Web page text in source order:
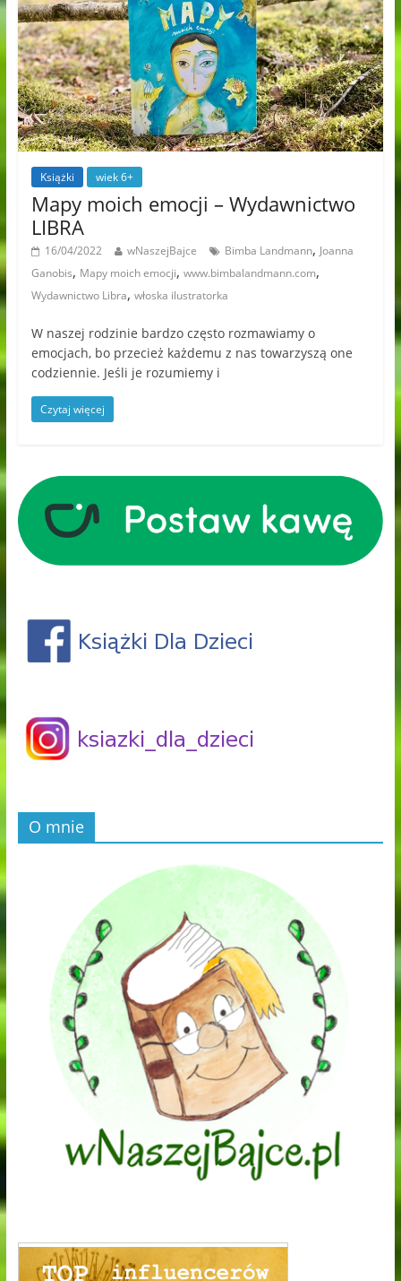
Książki wiek 6+
Mapy moich emocji – Wydawnictwo
LIBRA
16/04/2022 wNaszejBajce Bimba Landmann, Joanna
Ganobis, Mapy moich emocji, www.bimbalandmann.com,
Wydawnictwo Libra, włoska ilustratorka
W naszej rodzinie bardzo często rozmawiamy o
emocjach, bo przecież każdemu z nas towarzyszą one
codziennie. Jeśli je rozumiemy i
Czytaj więcej
O mnie